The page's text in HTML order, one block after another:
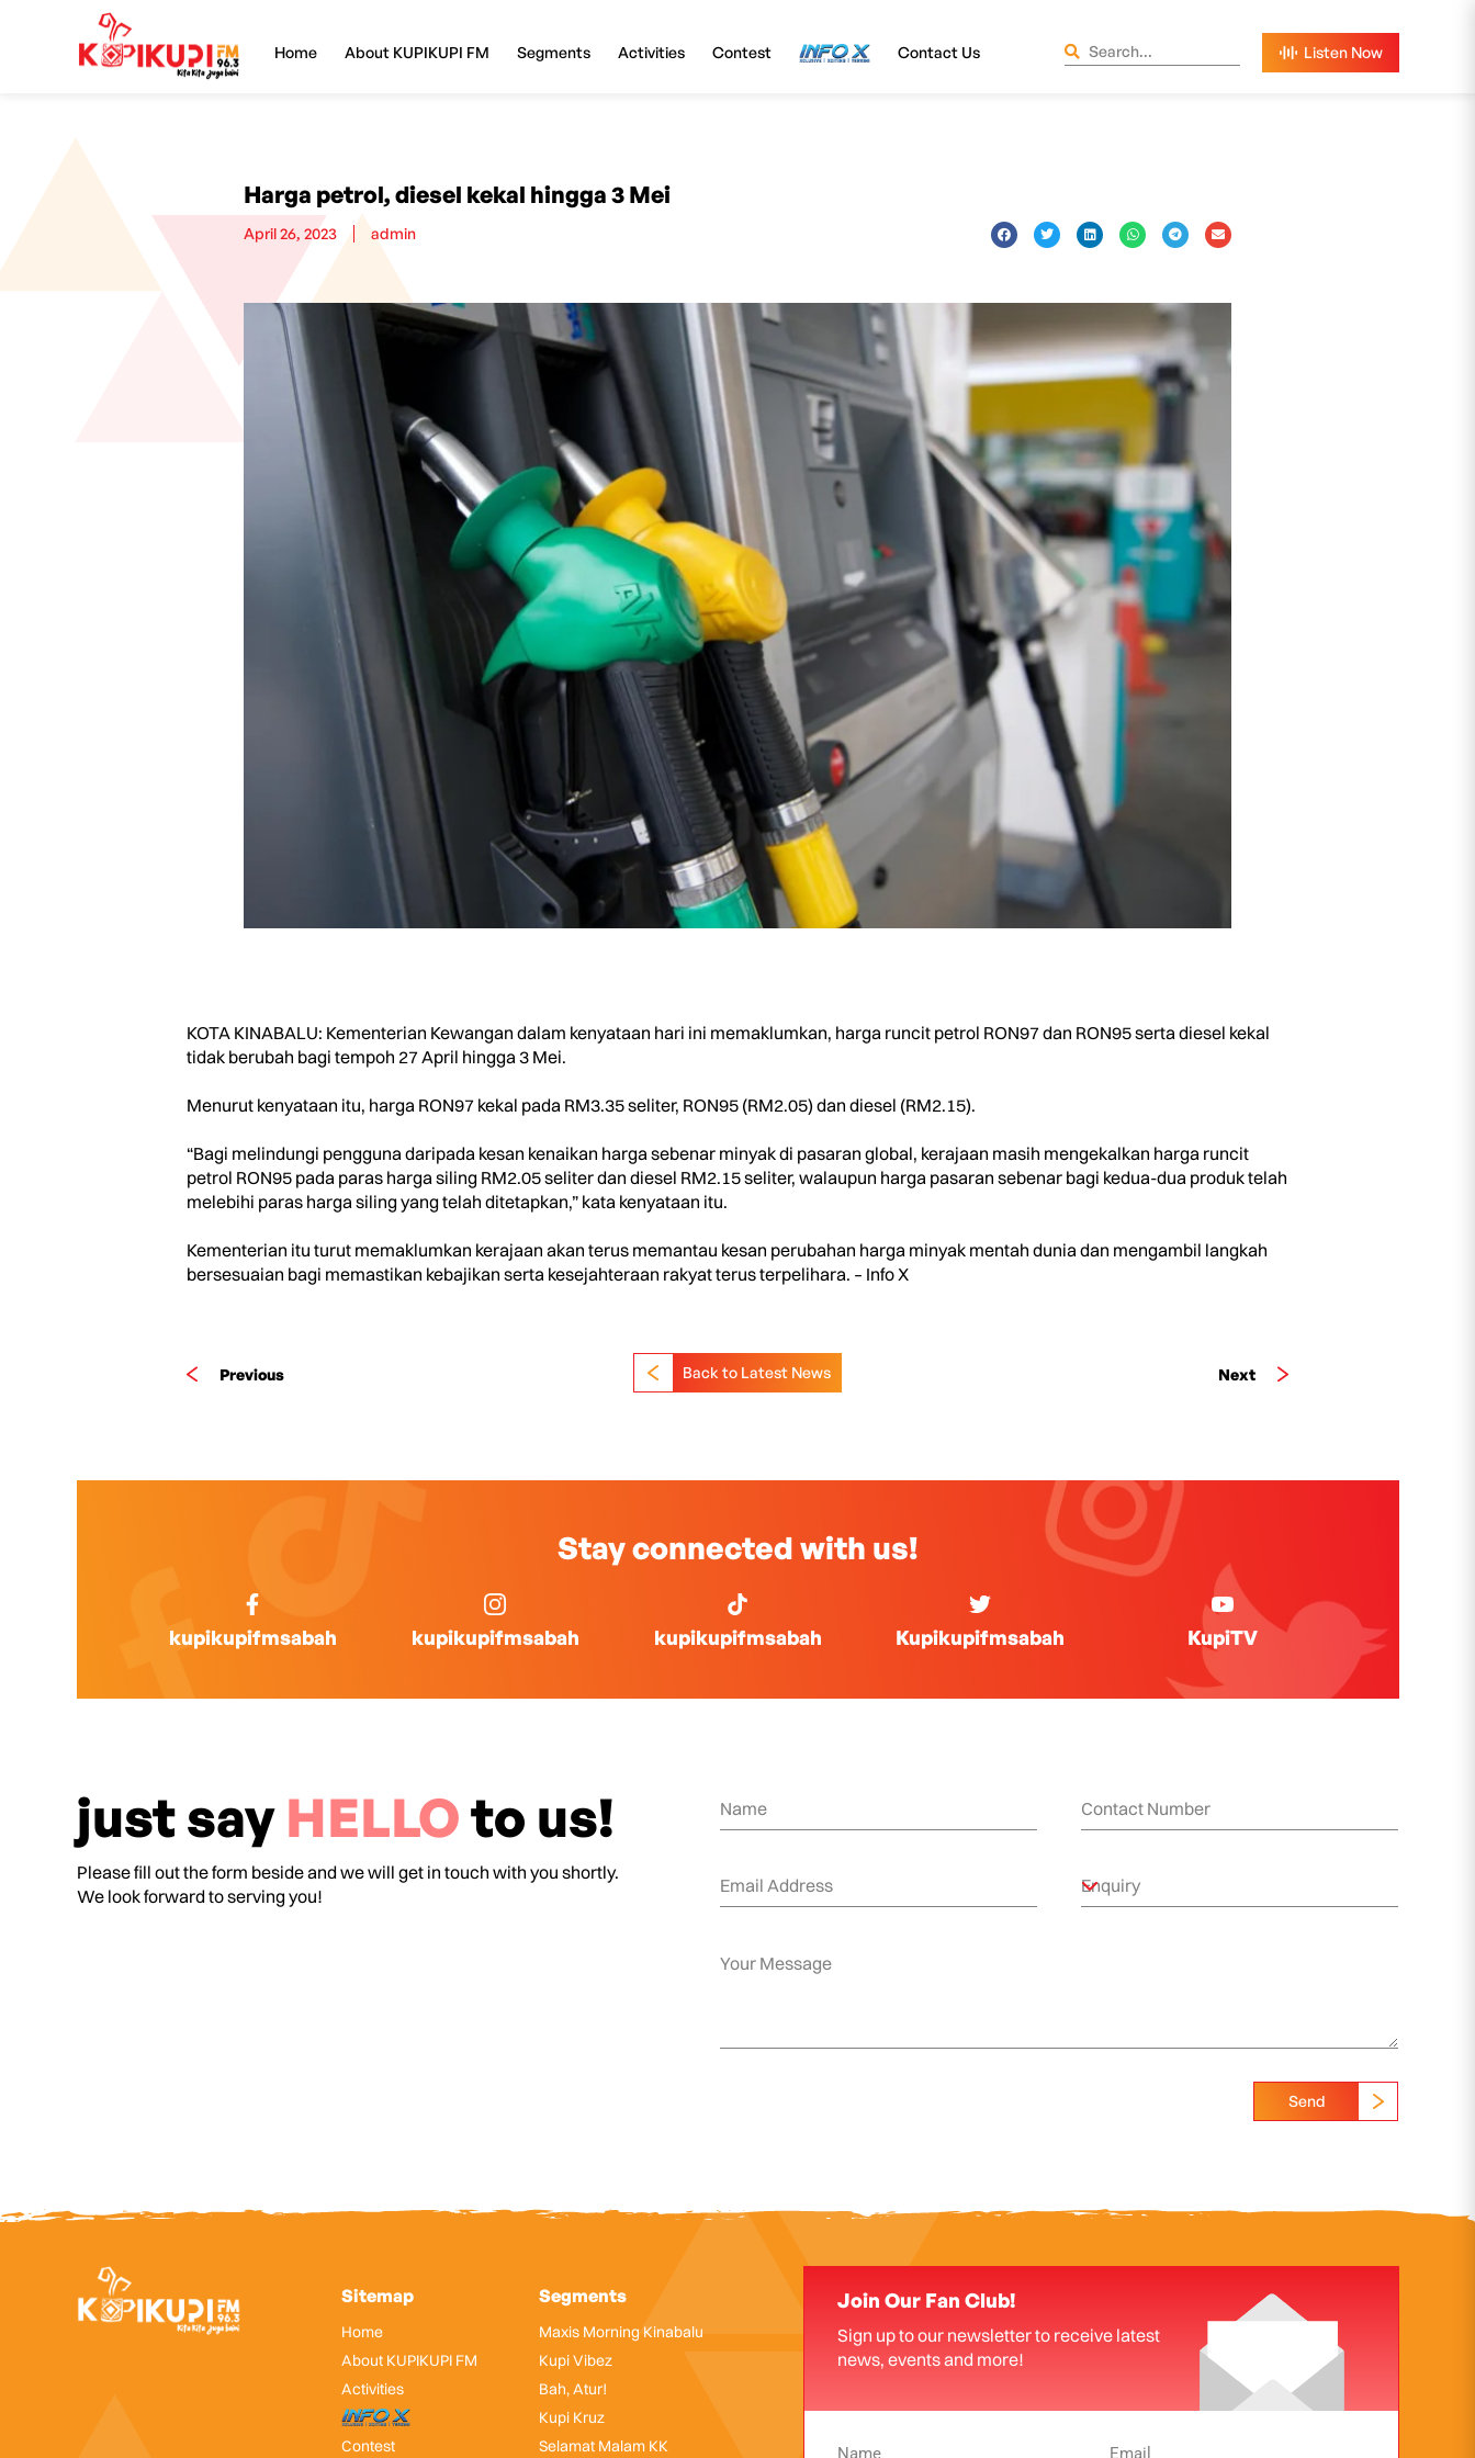
Home About KUPIKUPI FM Segments Activities Contest InfoX Contact Us
Harga petrol, diesel kekal hingga 3 Mei
April 26, 2023 admin
KOTA KINABALU: Kementerian Kewangan dalam kenyataan hari ini memaklumkan, harga runcit petrol RON97 dan RON95 serta diesel kekal
tidak berubah bagi tempoh 27 April hingga 3 Mei.
Menurut kenyataan itu, harga RON97 kekal pada RM3.35 seliter, RON95 (RM2.05) dan diesel (RM2.15).
“Bagi melindungi pengguna daripada kesan kenaikan harga sebenar minyak di pasaran global, kerajaan masih mengekalkan harga runcit
petrol RON95 pada paras harga siling RM2.05 seliter dan diesel RM2.15 seliter, walaupun harga pasaran sebenar bagi kedua-dua produk telah
melebihi paras harga siling yang telah ditetapkan,” kata kenyataan itu.
Kementerian itu turut memaklumkan kerajaan akan terus memantau kesan perubahan harga minyak mentah dunia dan mengambil langkah
bersesuaian bagi memastikan kebajikan serta kesejahteraan rakyat terus terpelihara. – Info X
Previous Next
Back to Latest News
Stay connected with us!
kupikupifmsabah kupikupifmsabah kupikupifmsabah Kupikupifmsabah KupiTV
just say HELLOto us!
Please fill out the form beside and we will get in touch with you shortly.
We look forward to serving you!
Send
Sitemap
Home
About KUPIKUPI FM
Activities
InfoX
Contest
Segments
Maxis Morning Kinabalu
Kupi Vibez
Bah, Atur!
Kupi Kruz
Selamat Malam KK
Join Our Fan Club!
Sign up to our newsletter to receive latest
news, events and more!